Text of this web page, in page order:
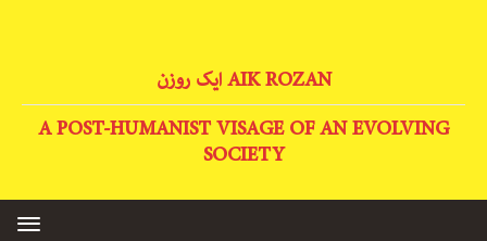
AIK ROZAN ایک روزن
A POST-HUMANIST VISAGE OF AN EVOLVING
SOCIETY